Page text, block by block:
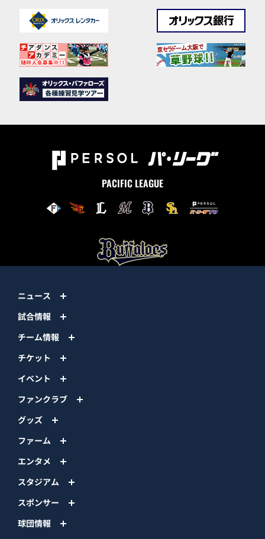
PACIFIC LEAGUE
ニュース
試合情報
チーム情報
チケット
イベント
ファンクラブ
グッズ
ファーム
エンタメ
スタジアム
スポンサー
球団情報